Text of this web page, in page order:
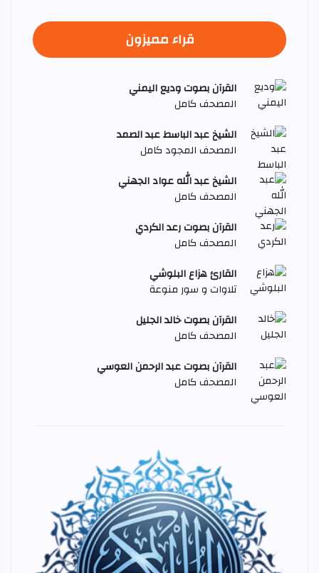
قراء مميزون
القرآن بصوت وديع اليمني
المصحف كامل
الشيخ عبد الباسط عبد الصمد
المصحف المجود كامل
الشيخ عبد الله عواد الجهني
المصحف كامل
القرآن بصوت رعد الكردي
المصحف كامل
القارئ هزاع البلوشي
تلاوات و سور منوعة
القرآن بصوت خالد الجليل
المصحف كامل
القرآن بصوت عبد الرحمن العوسي
المصحف كامل